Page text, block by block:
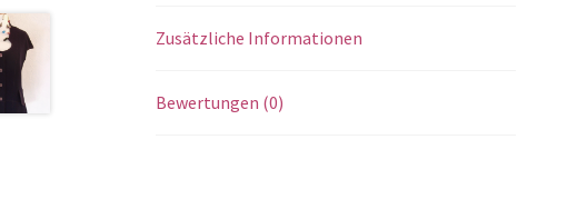
Zusätzliche Informationen
Bewertungen (0)